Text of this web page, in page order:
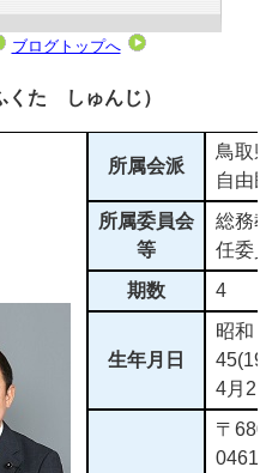
ブログトップへ
た しゅんじ）
所属会派
鳥取
自由
所属委員会
等
総務
任委
期数
4
生年月日
昭和
4月2
〒
0461